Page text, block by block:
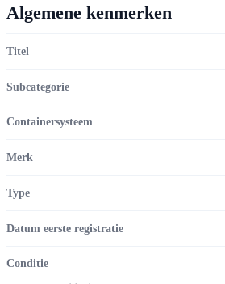
Algemene kenmerken
Titel
Subcategorie
Containersysteem
Merk
Type
Datum eerste registratie
Conditie